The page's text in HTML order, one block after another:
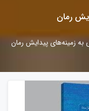
رمان
به زمینه‌های پیدایش رمان